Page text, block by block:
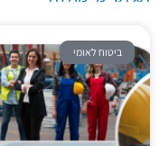
ביטוח לאומי